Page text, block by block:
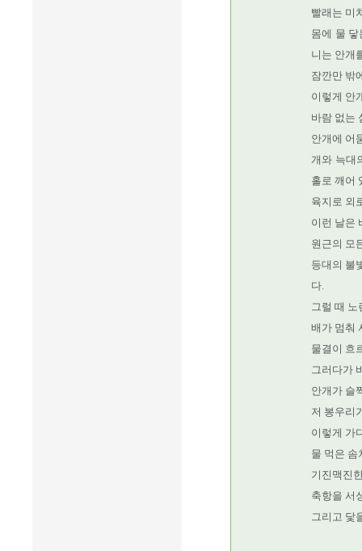
빨래는 미
몸에 물 닿
니는 안개
잠깐만 밖
이렇게 안
바람 없는
안개에 어
개와 늑대
홀로 깨어
육지로 외
이런 날은
원근의 모
등대의 불
다.
그럴 때 노
배가 멈춰
물결이 흐
그러다가
안개가 슬
저 봉우리
이렇게 가
물 먹은 솜
기진맥진
축항을 서
그리고 닻